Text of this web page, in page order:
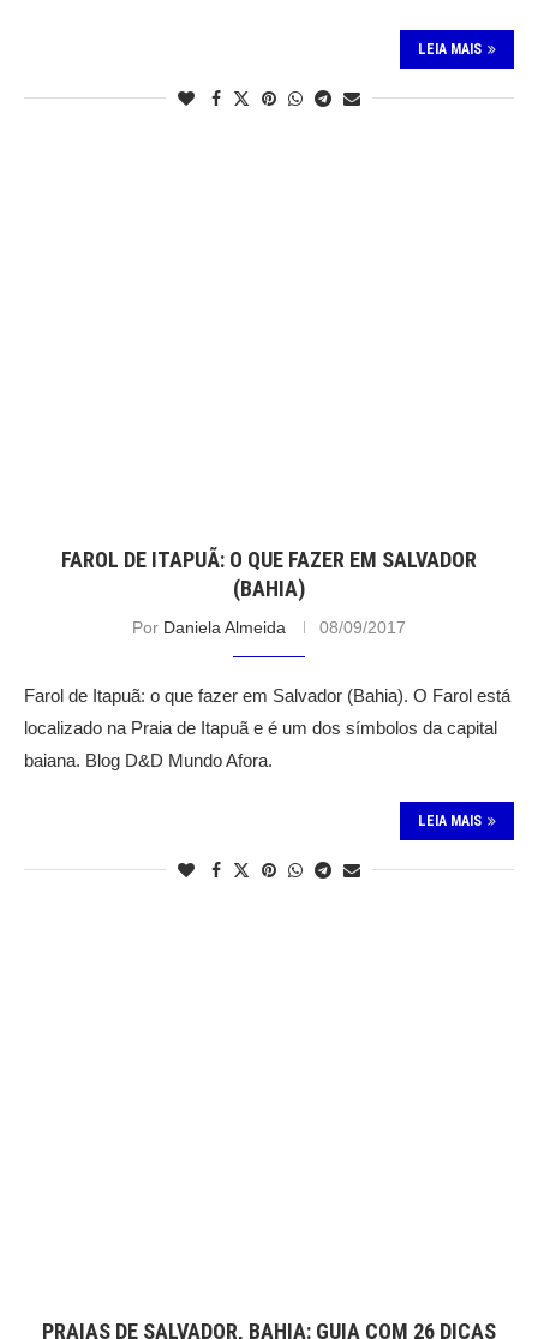
LEIA MAIS
FAROL DE ITAPUÃ: O QUE FAZER EM SALVADOR
(BAHIA)
Por Daniela Almeida 08/09/2017
Farol de Itapuã: o que fazer em Salvador (Bahia). O Farol está
localizado na Praia de Itapuã e é um dos símbolos da capital
baiana. Blog D&D Mundo Afora.
LEIA MAIS
PRAIAS DE SALVADOR, BAHIA: GUIA COM 26 DICAS